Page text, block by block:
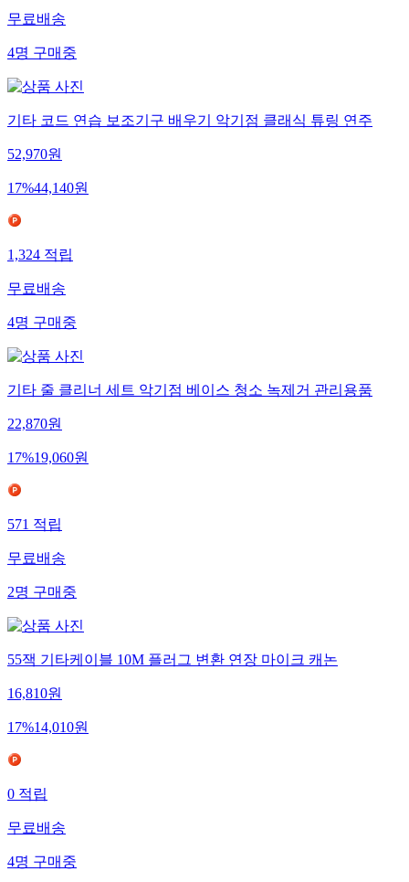
무료배송
4명구매중
기타 코드 연습 보조기구 배우기 악기점 클래식 튜링 연주
52,970원
17%44,140원
1,324적립
무료배송
4명구매중
기타 줄 클리너 세트 악기점 베이스 청소 녹제거 관리용품
22,870원
17%19,060원
571적립
무료배송
2명구매중
55잭 기타케이블 10M 플러그 변환 연장 마이크 캐논
16,810원
17%14,010원
0적립
무료배송
4명구매중